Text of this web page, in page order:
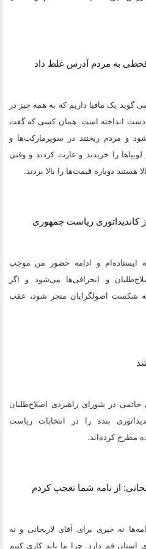
به مردم آدرس غلط داد
گوید یک مافیا داریم که به همه چیز در
دست انداخته است. همان کسی که گفت
و مردم ریختند در سوپرمارکت‌ها و
را خریدند و غارت کردند و وقتی
هستند دوباره قیمت‌ها را بالا بردند.
کاندیداتوری ریاست جمهوری
ایستاده‌ام و ادامه حضور من موجب
و انحرافی‌ها می‌شود و اگر
شکست اصولگرایان منجر شود، عقب
خاتمی در شورای راهبردی اصلاح‌طلبان
بنده را در انتخابات ریاست
مطرح کرده‌اند.
از نامه شما تعجب کردم
نه خیری برای آقای لاریجانی و نه
استان قم دارد. چرا ما باید کاری کنیم